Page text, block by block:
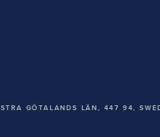
GÖTALANDS LÄN, 447 94,